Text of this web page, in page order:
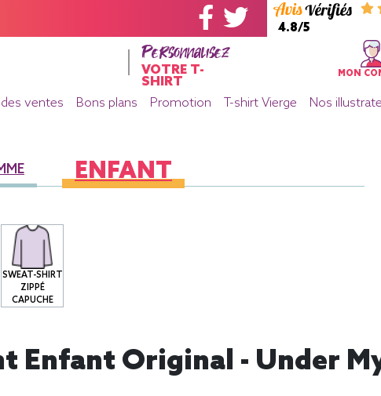
4.8/5
Personnalisez
VOTRE T-
SHIRT
MON
ventes Bons plans Promotion T-shirt Vierge Nos
ENFANT
SWEAT-SHIRT
ZIPPÉ
CAPUCHE
Enfant Original - Under